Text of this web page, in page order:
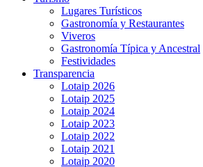
Lugares Turísticos
Gastronomía y Restaurantes
Viveros
Gastronomía Típica y Ancestral
Festividades
Transparencia
Lotaip 2026
Lotaip 2025
Lotaip 2024
Lotaip 2023
Lotaip 2022
Lotaip 2021
Lotaip 2020